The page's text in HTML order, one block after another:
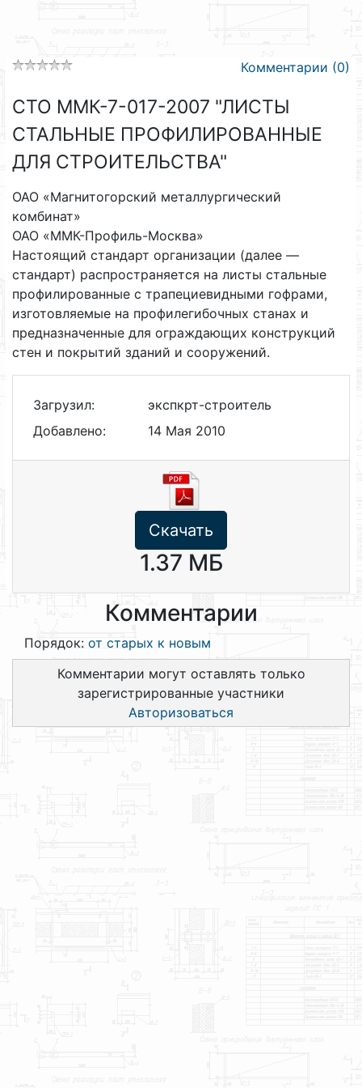
Комментарии (0)
СТО ММК-7-017-2007 "ЛИСТЫ
СТАЛЬНЫЕ ПРОФИЛИРОВАННЫЕ
ДЛЯ СТРОИТЕЛЬСТВА"
ОАО «Магнитогорский металлургический
комбинат»
ОАО «ММК-Профиль-Москва»
Настоящий стандарт организации (далее —
стандарт) распространяется на листы стальные
профилированные с трапециевидными гофрами,
изготовляемые на профилегибочных станах и
предназначенные для ограждающих конструкций
стен и покрытий зданий и сооружений.
Загрузил:
экспкрт-строитель
Добавлено:
14 Мая 2010
Скачать
1.37 МБ
Комментарии
Порядок: от старых к новым
Комментарии могут оставлять только
зарегистрированные участники
Авторизоваться